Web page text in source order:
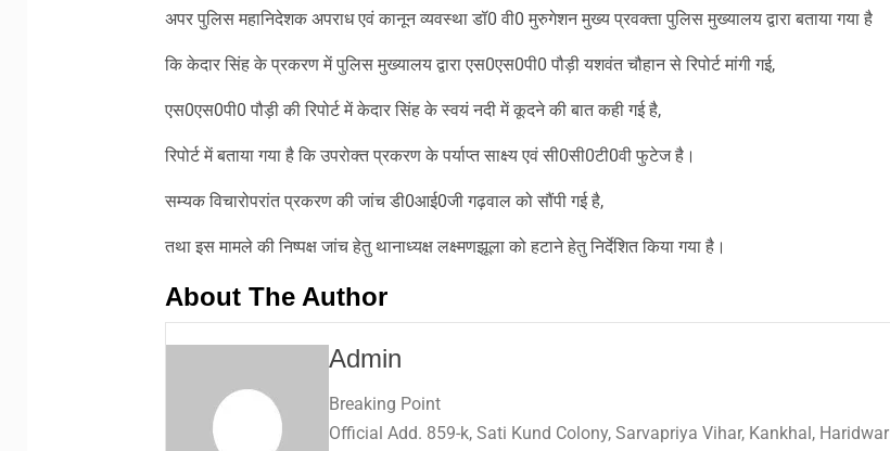
अपर पुलिस महानिदेशक अपराध एवं कानून व्यवस्था डॉ0 वी0 मुरुगेशन मुख्य प्रवक्ता पुलिस मुख्यालय द्वारा बताया गया है
कि केदार सिंह के प्रकरण में पुलिस मुख्यालय द्वारा एस0एस0पी0 पौड़ी यशवंत चौहान से रिपोर्ट मांगी गई,
एस0एस0पी0 पौड़ी की रिपोर्ट में केदार सिंह के स्वयं नदी में कूदने की बात कही गई है,
रिपोर्ट में बताया गया है कि उपरोक्त प्रकरण के पर्याप्त साक्ष्य एवं सी0सी0टी0वी फुटेज है।
सम्यक विचारोपरांत प्रकरण की जांच डी0आई0जी गढ़वाल को सौंपी गई है,
तथा इस मामले की निष्पक्ष जांच हेतु थानाध्यक्ष लक्ष्मणझूला को हटाने हेतु निर्देशित किया गया है।
About The Author
Admin
Breaking Point
Official Add. 859-k, Sati Kund Colony, Sarvapriya Vihar, Kankhal, Haridwar